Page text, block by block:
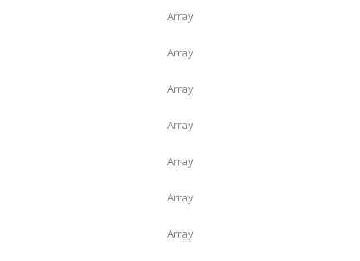
Array
Array
Array
Array
Array
Array
Array